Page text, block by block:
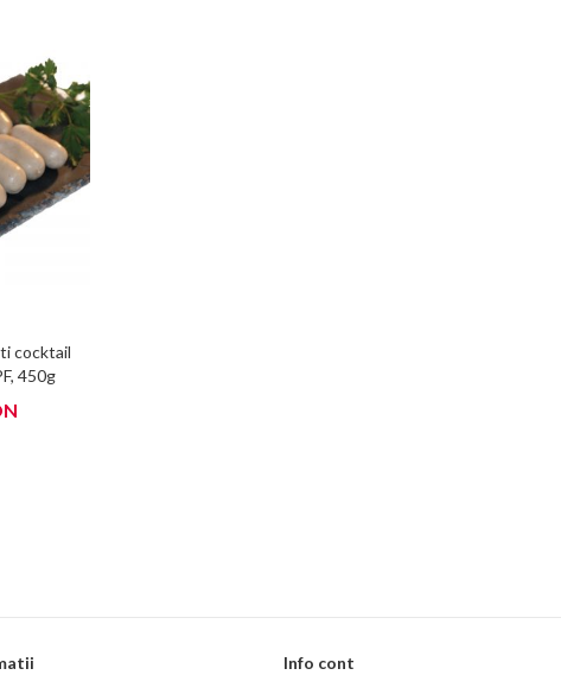
cocktail
450g
Info cont